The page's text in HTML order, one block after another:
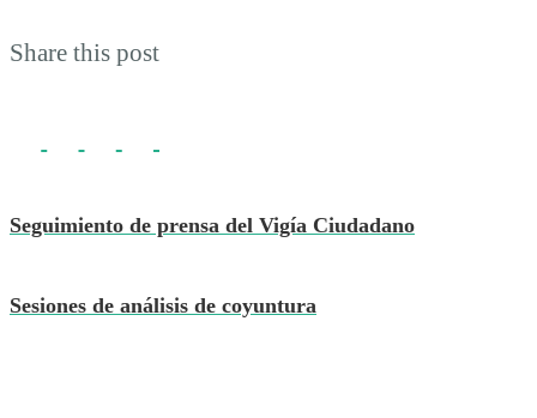
Share this post
Seguimiento de prensa del Vigía Ciudadano
Sesiones de análisis de coyuntura